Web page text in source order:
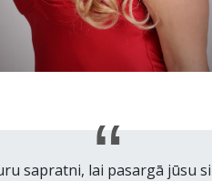
sapratni, lai pasargā jūsu